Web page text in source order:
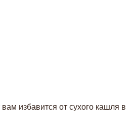
избавится от сухого кашля в